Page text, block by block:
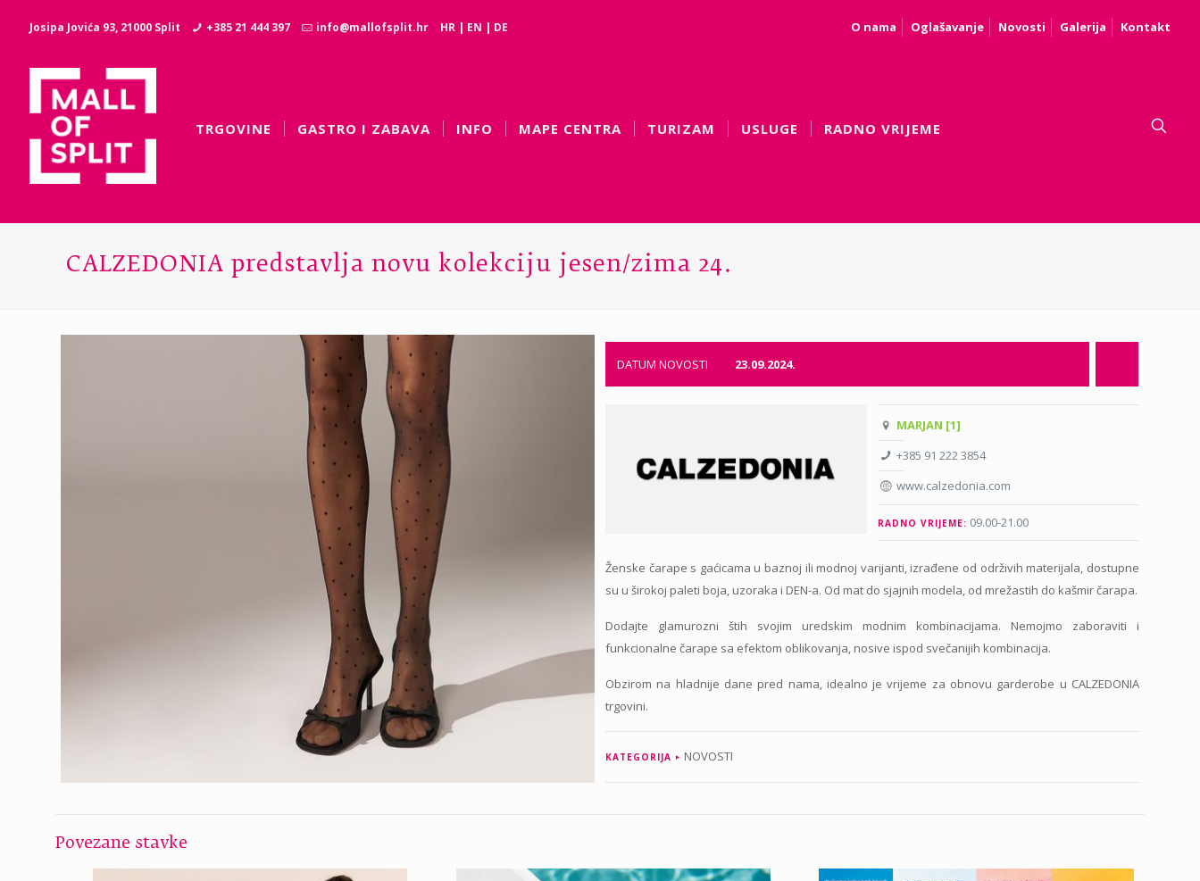
Josipa Jovića 93, 21000 Split +385 21 444 397 info@mallofsplit.hr HR | EN | DE O nama Oglašavanje Novosti Galerija Kontakt
TRGOVINE GASTRO I ZABAVA INFO MAPE CENTRA TURIZAM USLUGE RADNO VRIJEME
CALZEDONIA predstavlja novu kolekciju jesen/zima 24.
DATUM NOVOSTI 23.09.2024.
MARJAN [1]
+385 91 222 3854
www.calzedonia.com
RADNO VRIJEME: 09.00-21.00
Ženske čarape s gaćicama u baznoj ili modnoj varijanti, izrađene od održivih materijala, dostupne
su u širokoj paleti boja, uzoraka i DEN-a. Od mat do sjajnih modela, od mrežastih do kašmir čarapa.
Dodajte glamurozni štih svojim uredskim modnim kombinacijama. Nemojmo zaboraviti i
funkcionalne čarape sa efektom oblikovanja, nosive ispod svečanijih kombinacija.
Obzirom na hladnije dane pred nama, idealno je vrijeme za obnovu garderobe u CALZEDONIA
trgovini.
KATEGORIJA NOVOSTI
Povezane stavke